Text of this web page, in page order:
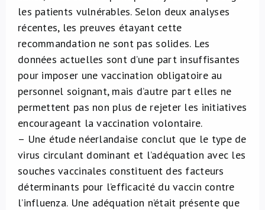
les patients vulnérables. Selon deux analyses
récentes, les preuves étayant cette
recommandation ne sont pas solides. Les
données actuelles sont d’une part insuffisantes
pour imposer une vaccination obligatoire au
personnel soignant, mais d’autre part elles ne
permettent pas non plus de rejeter les initiatives
encourageant la vaccination volontaire.
– Une étude néerlandaise conclut que le type de
virus circulant dominant et l’adéquation avec les
souches vaccinales constituent des facteurs
déterminants pour l’efficacité du vaccin contre
l’influenza. Une adéquation n’était présente que